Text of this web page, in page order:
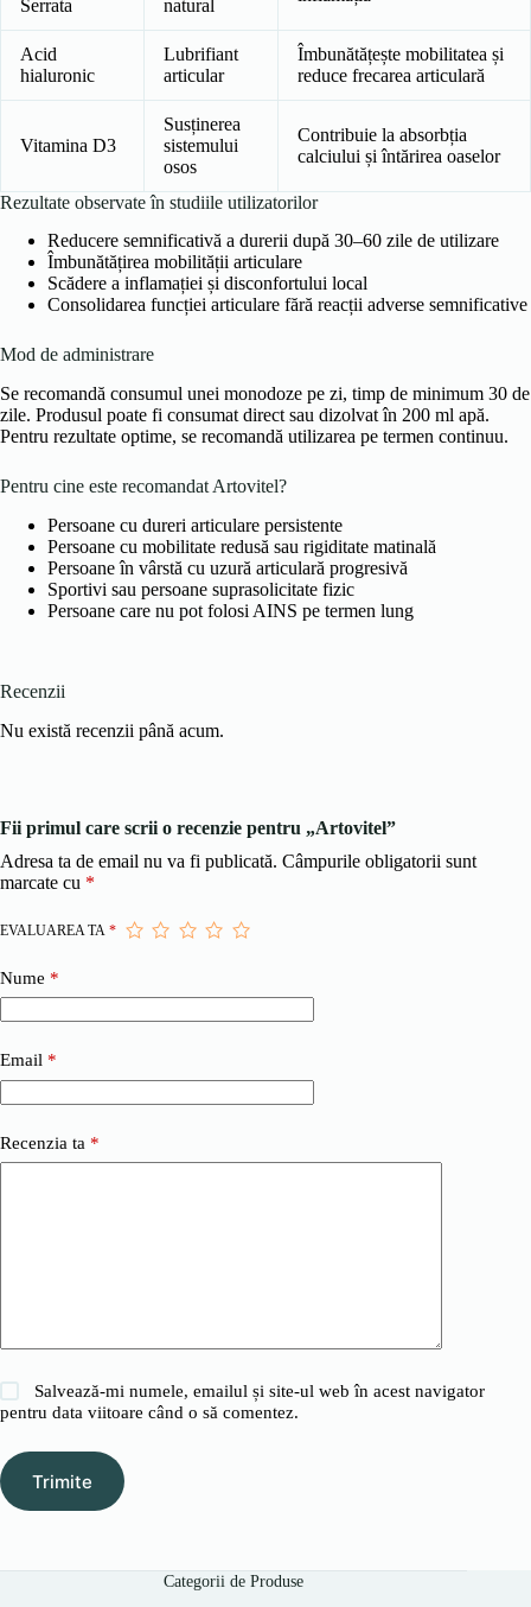
Serrata natural
Acid
hialuronic
Lubrifiant
articular
Îmbunătățește mobilitatea și
reduce frecarea articulară
Vitamina D3
Susținerea
sistemului
osos
Contribuie la absorbția
calciului și întărirea oaselor
Rezultate observate în studiile utilizatorilor
Reducere semnificativă a durerii după 30–60 zile de utilizare
Îmbunătățirea mobilității articulare
Scădere a inflamației și disconfortului local
Consolidarea funcției articulare fără reacții adverse semnificative
Mod de administrare
Se recomandă consumul unei monodoze pe zi, timp de minimum 30 de
zile. Produsul poate fi consumat direct sau dizolvat în 200 ml apă.
Pentru rezultate optime, se recomandă utilizarea pe termen continuu.
Pentru cine este recomandat Artovitel?
Persoane cu dureri articulare persistente
Persoane cu mobilitate redusă sau rigiditate matinală
Persoane în vârstă cu uzură articulară progresivă
Sportivi sau persoane suprasolicitate fizic
Persoane care nu pot folosi AINS pe termen lung
Recenzii
Nu există recenzii până acum.
Fii primul care scrii o recenzie pentru „Artovitel”
Adresa ta de email nu va fi publicată. Câmpurile obligatorii sunt
marcate cu *
EVALUAREA TA *
Nume *
Email *
Recenzia ta *
Salvează-mi numele, emailul și site-ul web în acest navigator
pentru data viitoare când o să comentez.
Trimite
Categorii de Produse